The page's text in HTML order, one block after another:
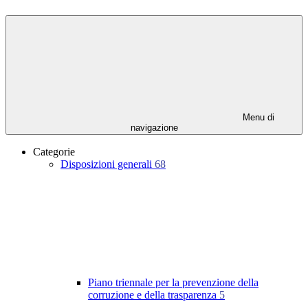
Menu di
navigazione
Categorie
Disposizioni generali 68
Piano triennale per la prevenzione della
corruzione e della trasparenza 5